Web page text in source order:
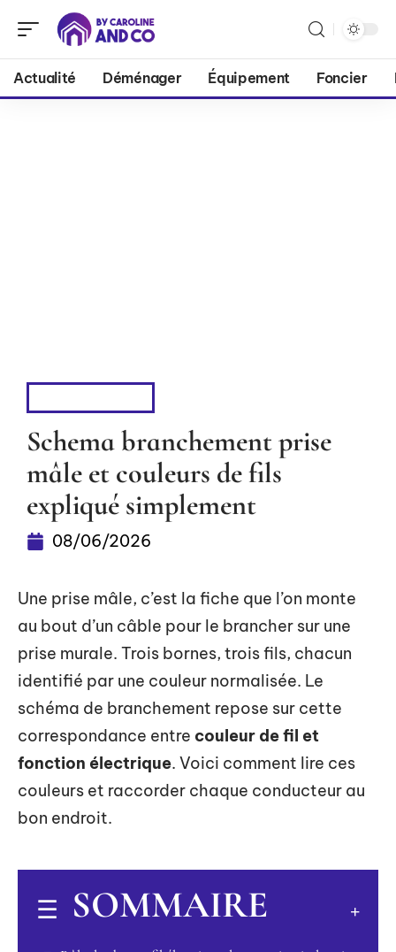
Actualité Déménager Équipement Foncier
Schema branchement prise
mâle et couleurs de fils
expliqué simplement
08/06/2026
Une prise mâle, c’est la fiche que l’on monte
au bout d’un câble pour le brancher sur une
prise murale. Trois bornes, trois fils, chacun
identifié par une couleur normalisée. Le
schéma de branchement repose sur cette
correspondance entre couleur de fil et
fonction électrique. Voici comment lire ces
couleurs et raccorder chaque conducteur au
bon endroit.
SOMMAIRE